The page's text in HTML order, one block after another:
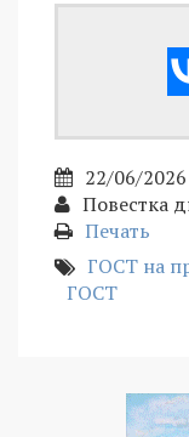
22/06/
Повестка
Печать
ГОСТ на
ГОСТ